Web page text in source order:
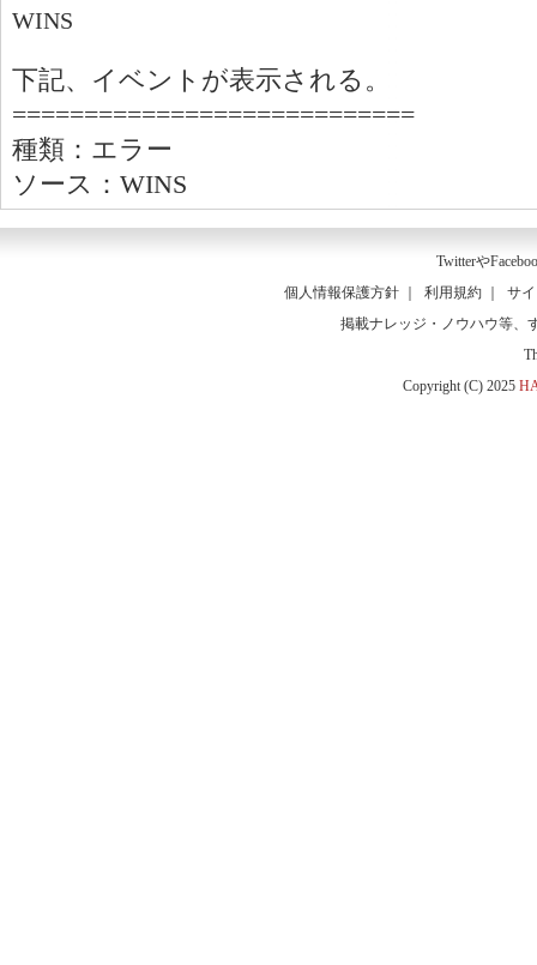
WINS
下記、イベントが表示される。
============================
種類：エラー
ソース：WINS
Twitterや
個人情報保護方針
利用規約
サ
掲載ナレッジ・ノウハウ等、
Copyright (C) 2025